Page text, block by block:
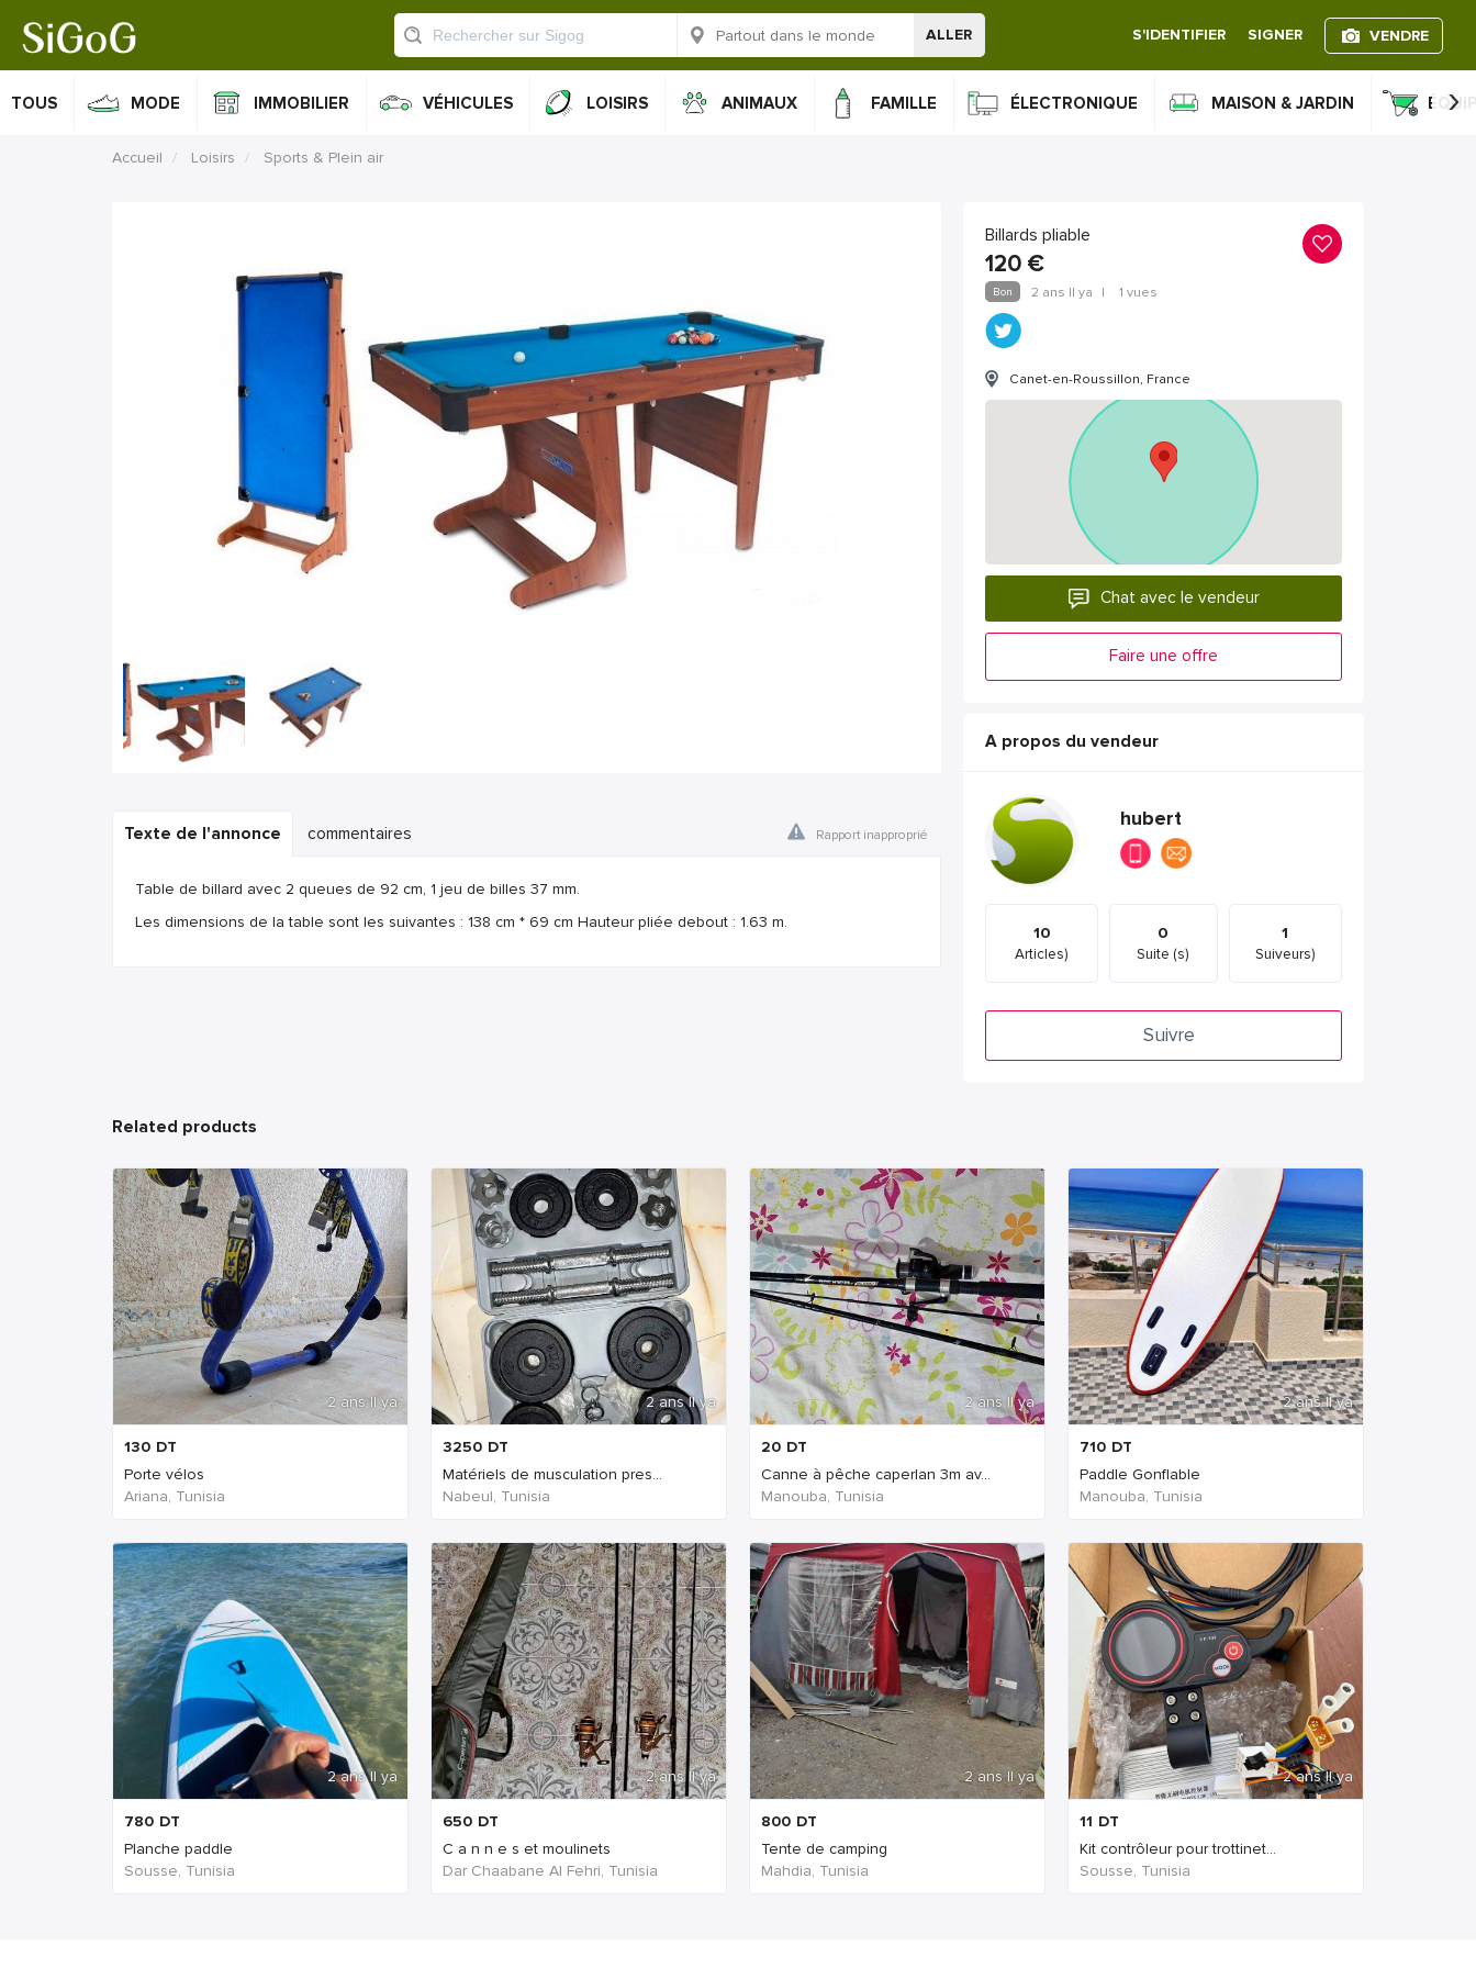
ALLER S'IDENTIFIER SIGNER VENDRE
TOUS MODE IMMOBILIER VÉHICULES LOISIRS ANIMAUX FAMILLE ÉLECTRONIQUE MAISON & JARDIN ›
Accueil Loisirs Sports & Plein air
Texte de l'annonce commentaires Rapport inapproprié
Table de billard avec 2 queues de 92 cm, 1 jeu de billes 37 mm.
Les dimensions de la table sont les suivantes : 138 cm * 69 cm Hauteur pliée debout : 1.63 m.
Billards pliable
120 €
Bon 2 ans Il ya | 1 vues
Canet-en-Roussillon, France
Chat avec le vendeur
Faire une offre
A propos du vendeur
hubert
10
Articles)
0
Suite (s)
1
Suiveurs)
Suivre
Related products
2 ans Il ya
130 DT
Porte vélos
Ariana, Tunisia
2 ans Il ya
3250 DT
Matériels de musculation pres...
Nabeul‎, Tunisia
2 ans Il ya
20 DT
Canne à pêche caperlan 3m av...
Manouba, Tunisia
2 ans Il ya
710 DT
Paddle Gonflable
Manouba, Tunisia
2 ans Il ya
780 DT
Planche paddle
Sousse, Tunisia
2 ans Il ya
650 DT
C a n n e s et moulinets
Dar Chaabane Al Fehri, Tunisia
2 ans Il ya
800 DT
Tente de camping
Mahdia, Tunisia
2 ans Il ya
11 DT
Kit contrôleur pour trottinet...
Sousse, Tunisia